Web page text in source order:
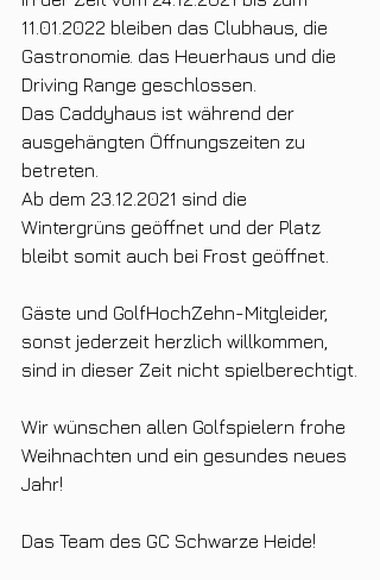
11.01.2022 bleiben das Clubhaus, die
Gastronomie. das Heuerhaus und die
Driving Range geschlossen.
Das Caddyhaus ist während der
ausgehängten Öffnungszeiten zu
betreten.
Ab dem 23.12.2021 sind die
Wintergrüns geöffnet und der Platz
bleibt somit auch bei Frost geöffnet.
Gäste und GolfHochZehn-Mitgleider,
sonst jederzeit herzlich willkommen,
sind in dieser Zeit nicht spielberechtigt.
Wir wünschen allen Golfspielern frohe
Weihnachten und ein gesundes neues
Jahr!
Das Team des GC Schwarze Heide!